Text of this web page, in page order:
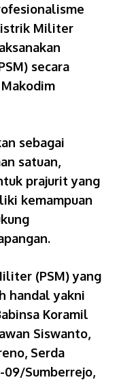
Militer
secara
sebagai
satuan,
prajurit yang
kemampuan
(PSM) yang
handal yakni
Koramil
Siswanto,
Serda
09/Sumberrejo,